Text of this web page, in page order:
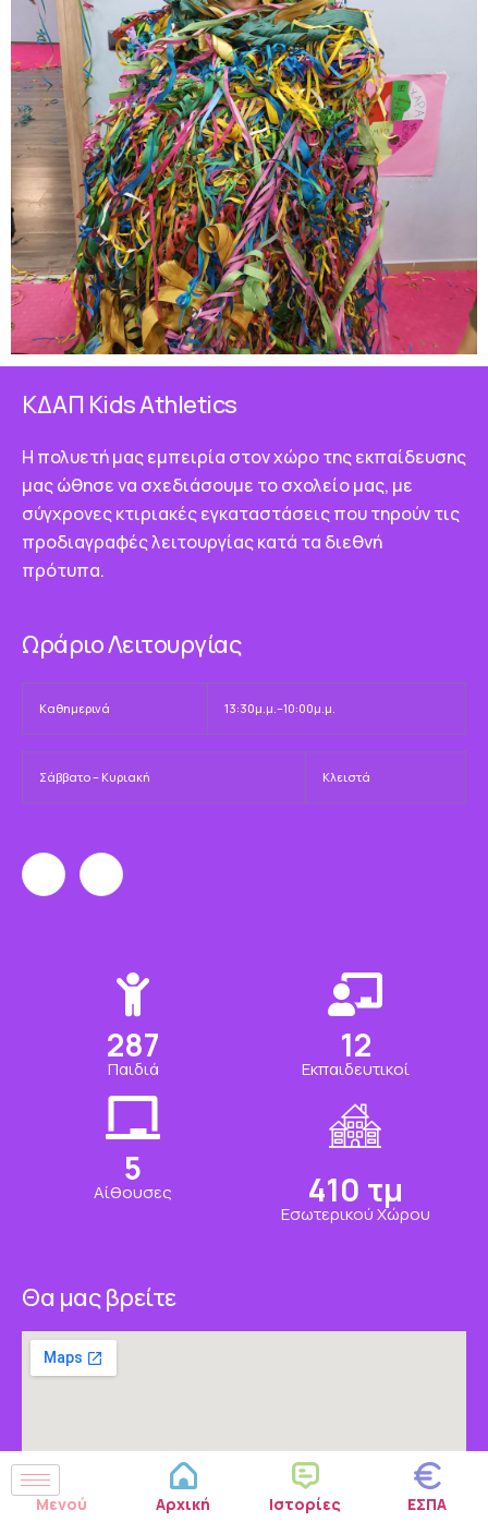
Μενού Αρχική Ιστορίες ΕΣΠΑ
ΚΔΑΠ Κids Athletics
Η πολυετή μας εμπειρία στον χώρο της εκπαίδευσης
μας ώθησε να σχεδιάσουμε το σχολείο μας, με
σύγχρονες κτιριακές εγκαταστάσεις που τηρούν τις
προδιαγραφές λειτουργίας κατά τα διεθνή
πρότυπα.
Ωράριο Λειτουργίας
Καθημερινά 13:30μ.μ.–10:00μ.μ.
Σάββατο – Κυριακή Κλειστά
350
Παιδιά
15
Εκπαιδευτικοί
7
Αίθουσες 500 τμ
Εσωτερικού Χώρου
Θα μας βρείτε